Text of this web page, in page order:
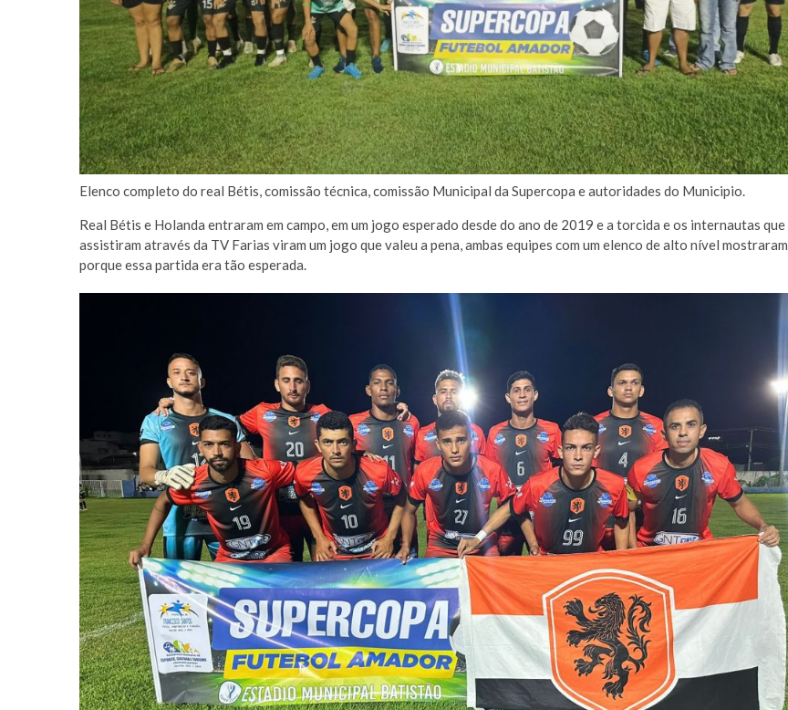
Elenco completo do real Bétis, comissão técnica, comissão Municipal da Supercopa e autoridades do Municipio.
Real Bétis e Holanda entraram em campo, em um jogo esperado desde do ano de 2019 e a torcida e os internautas que
assistiram através da TV Farias viram um jogo que valeu a pena, ambas equipes com um elenco de alto nível mostraram
porque essa partida era tão esperada.